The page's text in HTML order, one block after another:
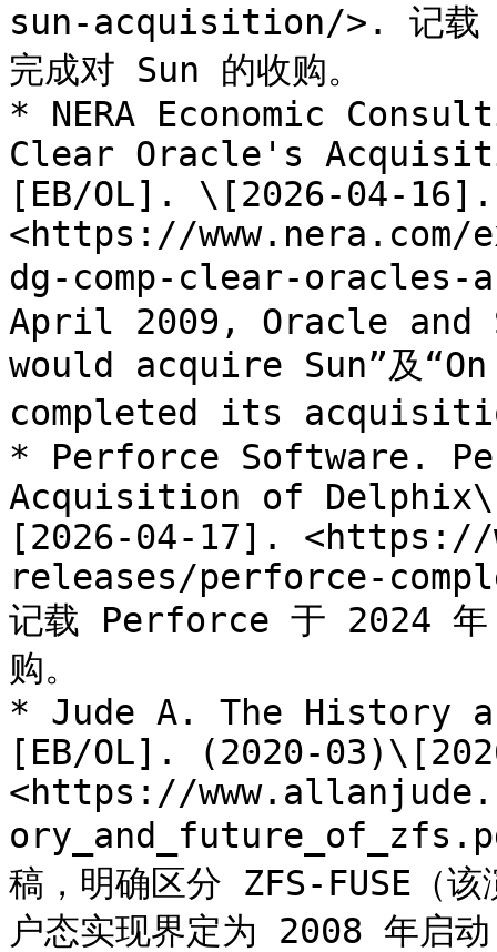
sun-acquisition/>. 记载
完成对 Sun 的收购。
* NERA Economic
Clear Oracle's
[EB/OL]. \[2026-04-16].
<https://www.nera.com/
dg-comp-clear-oracles-
April 2009, Oracle and
would acquire Sun”及
completed its
* Perforce Software.
Acquisition of
[2026-04-17]. <https://
releases/perforce-
记载 Perforce 于 2024
购。
* Jude A. The History
[EB/OL]. (2020-
<https://
稿，明确区分 ZFS-FUSE（
户态实现界定为 2008 年启